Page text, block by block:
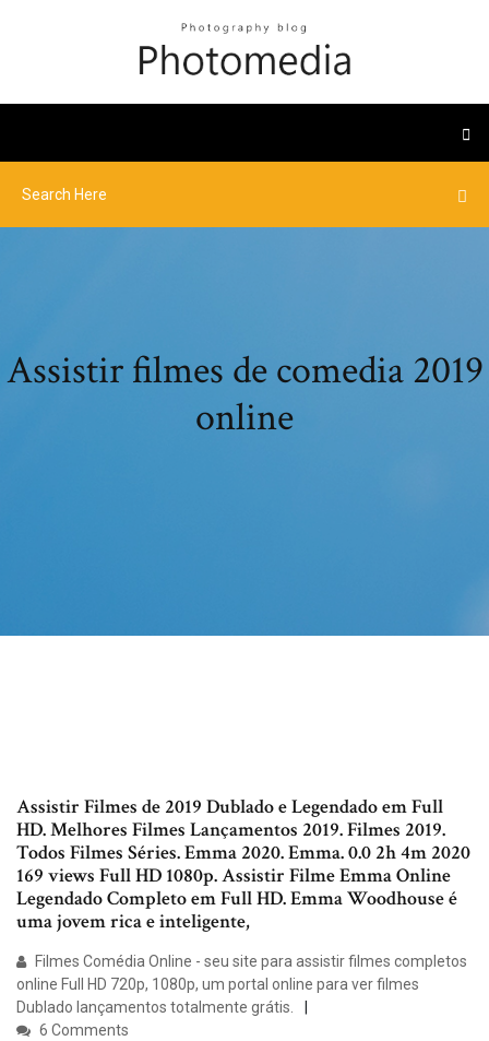
Assistir filmes de comedia 2019
online
Assistir Filmes de 2019 Dublado e Legendado em Full
HD. Melhores Filmes Lançamentos 2019. Filmes 2019.
Todos Filmes Séries. Emma 2020. Emma. 0.0 2h 4m 2020
169 views Full HD 1080p. Assistir Filme Emma Online
Legendado Completo em Full HD. Emma Woodhouse é
uma jovem rica e inteligente,
Filmes Comédia Online - seu site para assistir filmes completos
online Full HD 720p, 1080p, um portal online para ver filmes
Dublado lançamentos totalmente grátis.
6 Comments